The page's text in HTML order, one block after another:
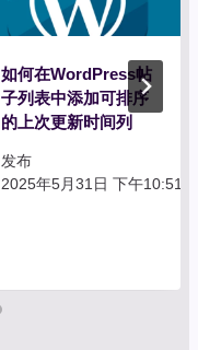
如何在WordPress帖
子列表中添加可排序
的上次更新时间列
发布
2025年5月31日 下午10:51